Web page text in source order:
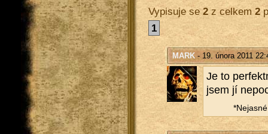
Vypisuje se2z celkem 2
1
MARK- 19. února 2011
Je to
jsem jí